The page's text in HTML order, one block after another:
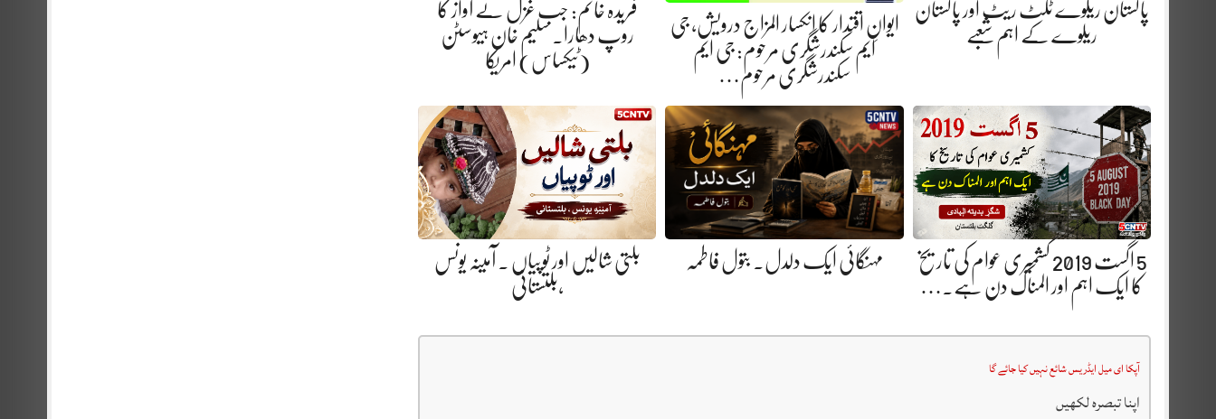
پاکستان ریلوے ٹکٹ ریٹ اور پاکستان
ریلوے کے اہم شعبے
ایوانِ اقتدار کا انکسار المزاج درویش، جی
ایم سکندرشگری مرحوم: جی ایم
سکندرشگری مرحوم…
فریدہ خانم: جب غزل نے آواز کا
روپ دھارا. سلیم خان ہیوسٹن
(ٹیکساس) امریکا
5 اگست 2019 کشمیری عوام کی تاریخ
کا ایک اہم اور المناک دن ہے.…
مہنگائی ایک دلدل. بتول فاطمہ
بلتی شالیں اور ٹوپیاں . آمینہ یونس
،بلتستانی
آپکا ای میل ایڈریس شائع نہیں کیا جائے گا
اپنا تبصرہ لکھیں